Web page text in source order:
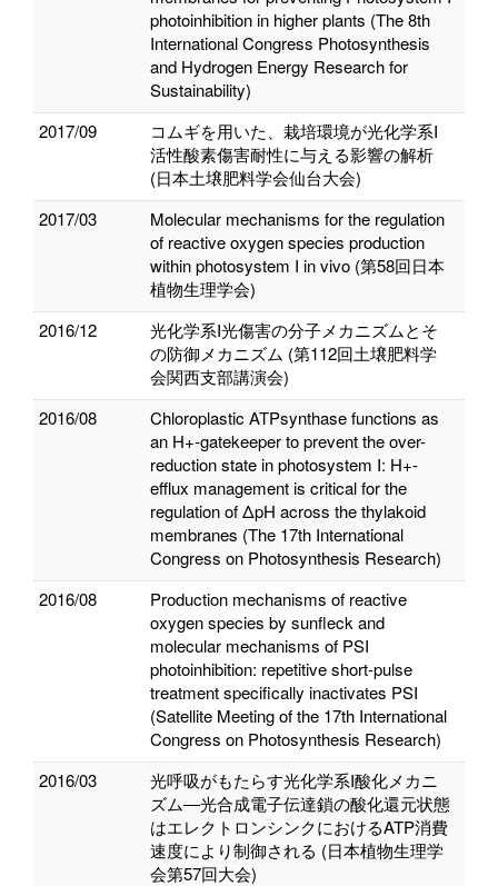
photoinhibition in higher plants (The 8th
International Congress Photosynthesis
and Hydrogen Energy Research for
Sustainability)
2017/09
コムギを用いた、栽培環境が光化学系I
活性酸素傷害耐性に与える影響の解析
(日本土壌肥料学会仙台大会)
2017/03
Molecular mechanisms for the regulation
of reactive oxygen species production
within photosystem I in vivo (第58回日本
植物生理学会)
2016/12
光化学系I光傷害の分子メカニズムとそ
の防御メカニズム (第112回土壌肥料学
会関西支部講演会)
2016/08
Chloroplastic ATPsynthase functions as
an H+-gatekeeper to prevent the over-
reduction state in photosystem I: H+-
efflux management is critical for the
regulation of ΔpH across the thylakoid
membranes (The 17th International
Congress on Photosynthesis Research)
2016/08
Production mechanisms of reactive
oxygen species by sunfleck and
molecular mechanisms of PSI
photoinhibition: repetitive short-pulse
treatment specifically inactivates PSI
(Satellite Meeting of the 17th International
Congress on Photosynthesis Research)
2016/03
光呼吸がもたらす光化学系I酸化メカニ
ズム―光合成電子伝達鎖の酸化還元状態
はエレクトロンシンクにおけるATP消費
速度により制御される (日本植物生理学
会第57回大会)